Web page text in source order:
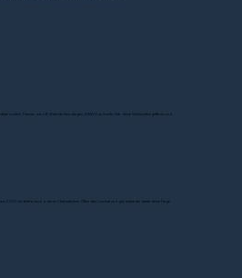
zu allen Themen, wie z.B. Website-Grundlagen, DSGVO und mehr. Gib deine Schlüsselbegriffe ein und
21:00 Uhr telefonisch oder im Chat erreichen. Öffne den Livechat und gib entweder direkt deine Frage